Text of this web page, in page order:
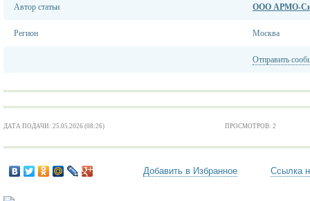
Автор статьи ООО АРМО-
Регион Москва
Отправить
ДАТА ПОДАЧИ: 25.05.2026 (08:26) ПРОСМОТРОВ: 2
Добавить в Избранное Ссылка